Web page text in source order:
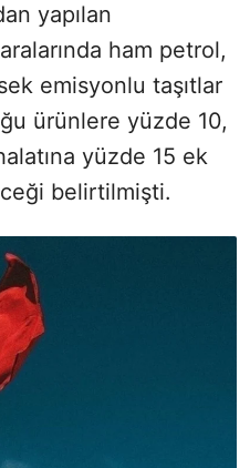
yapılan
ham petrol,
emisyonlu taşıtlar
ürünlere yüzde 10,
yüzde 15 ek
belirtilmişti.